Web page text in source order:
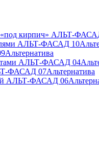
«под кирпич» АЛЬТ-
АЛЬТ-ФАСАД 10
Альтернатива
АЛЬТ-ФАСАД 04
ФАСАД 07Альтернатива
АЛЬТ-ФАСАД 06